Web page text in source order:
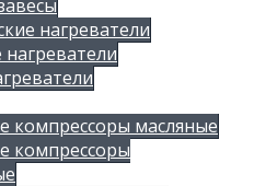
нагреватели
компрессоры масляные
компрессоры